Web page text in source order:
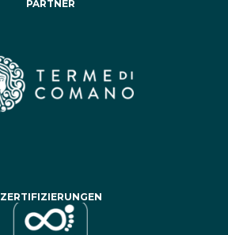
PARTNER
ZERTIFIZIERUNGEN